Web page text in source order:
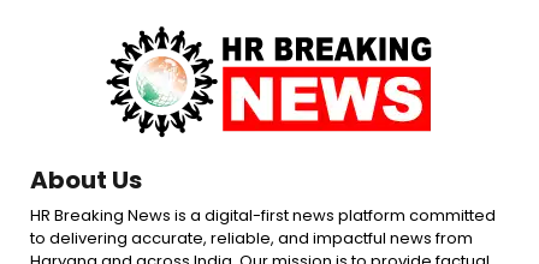
About Us
HR Breaking News is a digital-first news platform committed
to delivering accurate, reliable, and impactful news from